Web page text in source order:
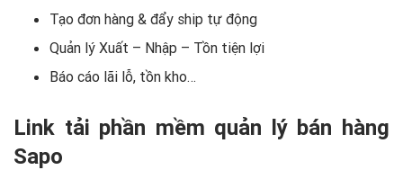
Tạo đơn hàng & đẩy ship tự động
Quản lý Xuất – Nhập – Tồn tiện lợi
Báo cáo lãi lỗ, tồn kho…
Link tải phần mềm quản lý bán hàng
Sapo